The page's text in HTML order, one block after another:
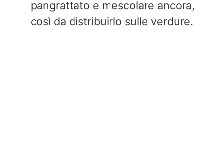
pangrattato e mescolare ancora,
così da distribuirlo sulle verdure.